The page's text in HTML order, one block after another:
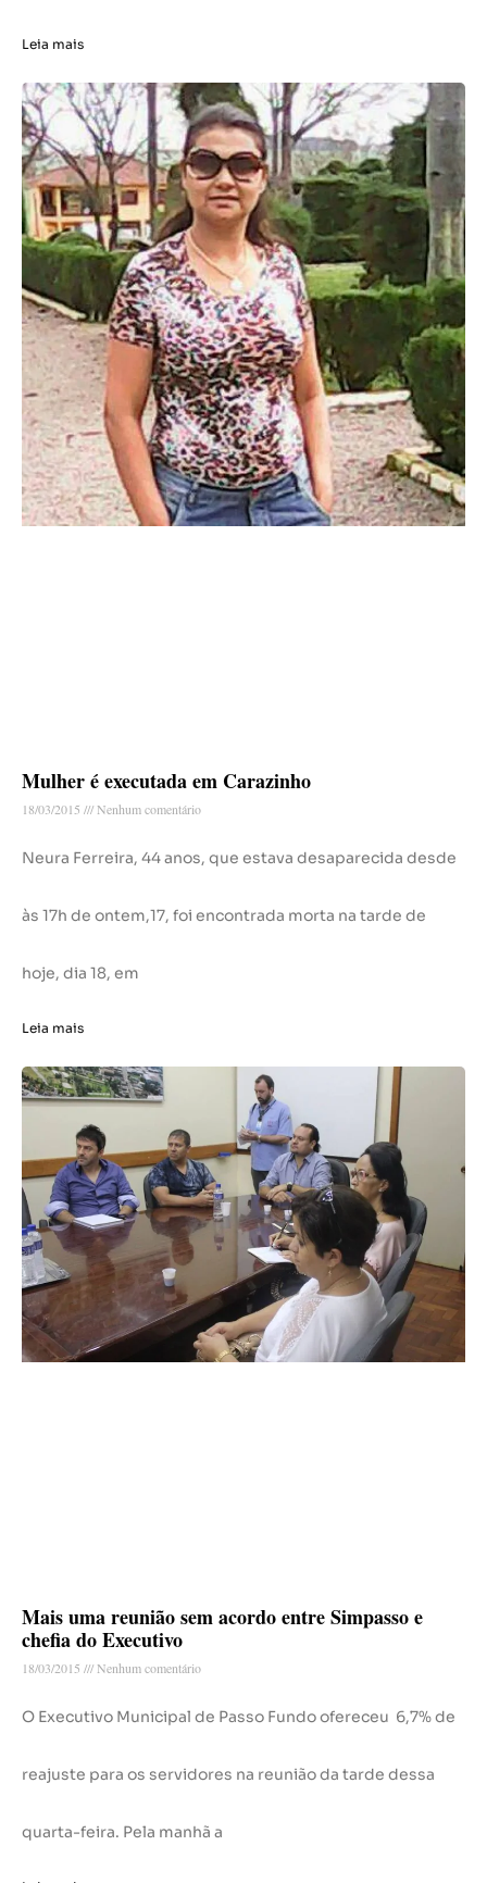
Leia mais
Mulher é executada em Carazinho
18/03/2015 Nenhum comentário
Neura Ferreira, 44 anos, que estava desaparecida desde
às 17h de ontem,17, foi encontrada morta na tarde de
hoje, dia 18, em
Leia mais
Mais uma reunião sem acordo entre Simpasso e
chefia do Executivo
18/03/2015 Nenhum comentário
O Executivo Municipal de Passo Fundo ofereceu 6,7% de
reajuste para os servidores na reunião da tarde dessa
quarta-feira. Pela manhã a